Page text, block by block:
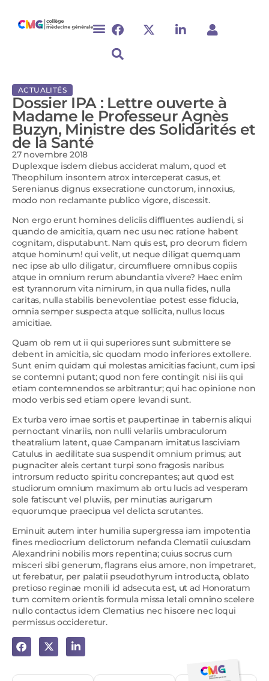
ACTUALITÉS
Dossier IPA : Lettre ouverte à
Madame le Professeur Agnès
Buzyn, Ministre des Solidarités et
de la Santé
27 novembre 2018
Duplexque isdem diebus acciderat malum, quod et
Theophilum insontem atrox interceperat casus, et
Serenianus dignus exsecratione cunctorum, innoxius,
modo non reclamante publico vigore, discessit.
Non ergo erunt homines deliciis diffluentes audiendi, si
quando de amicitia, quam nec usu nec ratione habent
cognitam, disputabunt. Nam quis est, pro deorum fidem
atque hominum! qui velit, ut neque diligat quemquam
nec ipse ab ullo diligatur, circumfluere omnibus copiis
atque in omnium rerum abundantia vivere? Haec enim
est tyrannorum vita nimirum, in qua nulla fides, nulla
caritas, nulla stabilis benevolentiae potest esse fiducia,
omnia semper suspecta atque sollicita, nullus locus
amicitiae.
Quam ob rem ut ii qui superiores sunt submittere se
debent in amicitia, sic quodam modo inferiores extollere.
Sunt enim quidam qui molestas amicitias faciunt, cum ipsi
se contemni putant; quod non fere contingit nisi iis qui
etiam contemnendos se arbitrantur; qui hac opinione non
modo verbis sed etiam opere levandi sunt.
Ex turba vero imae sortis et paupertinae in tabernis aliqui
pernoctant vinariis, non nulli velariis umbraculorum
theatralium latent, quae Campanam imitatus lasciviam
Catulus in aedilitate sua suspendit omnium primus; aut
pugnaciter aleis certant turpi sono fragosis naribus
introrsum reducto spiritu concrepantes; aut quod est
studiorum omnium maximum ab ortu lucis ad vesperam
sole fatiscunt vel pluviis, per minutias aurigarum
equorumque praecipua vel delicta scrutantes.
Eminuit autem inter humilia supergressa iam impotentia
fines mediocrium delictorum nefanda Clematii cuiusdam
Alexandrini nobilis mors repentina; cuius socrus cum
misceri sibi generum, flagrans eius amore, non impetraret,
ut ferebatur, per palatii pseudothyrum introducta, oblato
pretioso reginae monili id adsecuta est, ut ad Honoratum
tum comitem orientis formula missa letali omnino scelere
nullo contactus idem Clematius nec hiscere nec loqui
permissus occideretur.